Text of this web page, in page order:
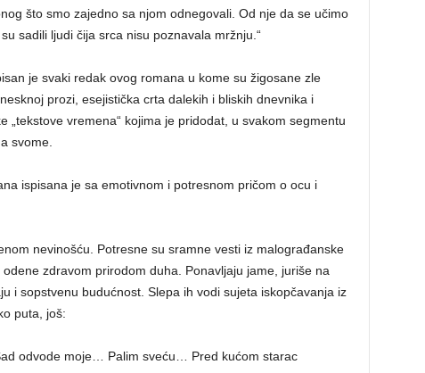
što smo zajedno sa njom odnegovali. Od nje da se učimo
sadili ljudi čija srca nisu poznavala mržnju.“
je svaki redak ovog romana u kome su žigosane zle
prozi, esejistička crta dalekih i bliskih dnevnika i
„tekstove vremena“ kojima je pridodat, u svakom segmentu
svome.
ispisana je sa emotivnom i potresnom pričom o ocu i
nevinošću. Potresne su sramne vesti iz malograđanske
odene zdravom prirodom duha. Ponavljaju jame, juriše na
i sopstvenu budućnost. Slepa ih vodi sujeta iskopčavanja iz
puta, još:
odvode moje… Palim sveću… Pred kućom starac